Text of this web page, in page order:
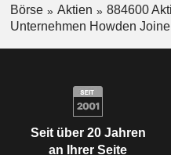
Börse Aktien
884600
Unternehmen Howden
Seit über 20 Jahren
an Ihrer Seite